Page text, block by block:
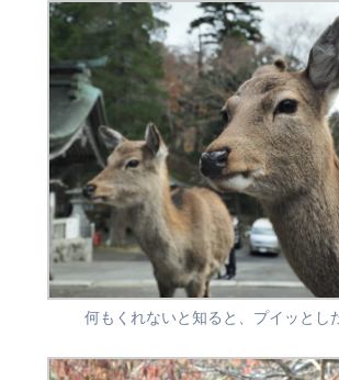
何もくれないと知ると、プイッとし